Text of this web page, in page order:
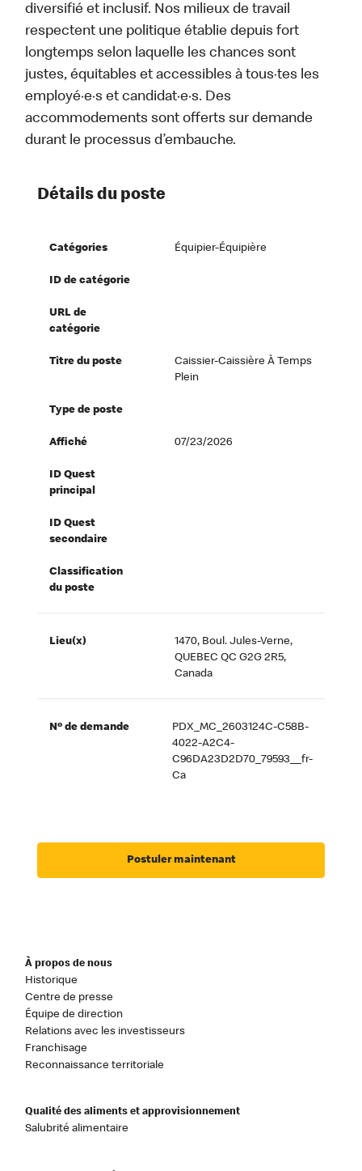
diversifié et inclusif. Nos milieux de travail
respectent une politique établie depuis fort
longtemps selon laquelle les chances sont
justes, équitables et accessibles à tous·tes les
employé·e·s et candidat·e·s. Des
accommodements sont offerts sur demande
durant le processus d’embauche.
Détails du poste
Catégories Équipier-Équipière
ID de catégorie
URL de
catégorie
Titre du poste
Caissier-Caissière À Temps
Plein
Type de poste
Affiché 07/23/2026
ID Quest
principal
ID Quest
secondaire
Classification
du poste
Lieu(x)
1470, Boul. Jules-Verne,
QUEBEC QC G2G 2R5,
Canada
Nº de demande
PDX_MC_2603124C-C58B-
4022-A2C4-
C96DA23D2D70_79593__fr-
Ca
Postuler maintenant
À propos de nous
Historique
Centre de presse
Équipe de direction
Relations avec les investisseurs
Franchisage
Reconnaissance territoriale
Qualité des aliments et approvisionnement
Salubrité alimentaire